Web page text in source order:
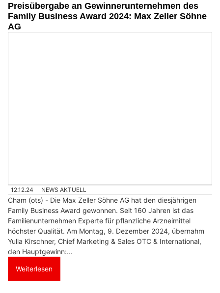
Preisübergabe an Gewinnerunternehmen des
Family Business Award 2024: Max Zeller Söhne
AG
12.12.24 NEWS AKTUELL
Cham (ots) - Die Max Zeller Söhne AG hat den diesjährigen
Family Business Award gewonnen. Seit 160 Jahren ist das
Familienunternehmen Experte für pflanzliche Arzneimittel
höchster Qualität. Am Montag, 9. Dezember 2024, übernahm
Yulia Kirschner, Chief Marketing & Sales OTC & International,
den Hauptgewinn:...
Weiterlesen